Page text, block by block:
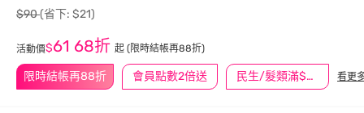
限時結帳再88折 會員點數2倍送 民生/髮類滿$388送舒潔冰巾 看更
$90(省下: $21)
活動價$61 68折 起 (限時結帳再88折)